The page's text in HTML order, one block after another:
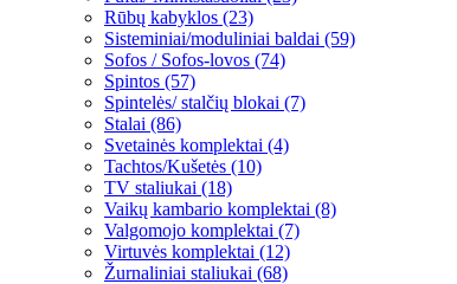
Rūbų kabyklos (23)
Sisteminiai/moduliniai baldai (59)
Sofos / Sofos-lovos (74)
Spintos (57)
Spintelės/ stalčių blokai (7)
Stalai (86)
Svetainės komplektai (4)
Tachtos/Kušetės (10)
TV staliukai (18)
Vaikų kambario komplektai (8)
Valgomojo komplektai (7)
Virtuvės komplektai (12)
Žurnaliniai staliukai (68)